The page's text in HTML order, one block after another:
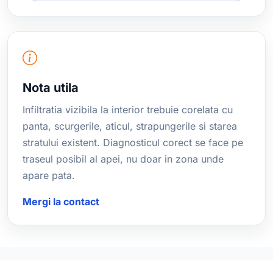
Nota utila
Infiltratia vizibila la interior trebuie corelata cu
panta, scurgerile, aticul, strapungerile si starea
stratului existent. Diagnosticul corect se face pe
traseul posibil al apei, nu doar in zona unde
apare pata.
Mergi la contact